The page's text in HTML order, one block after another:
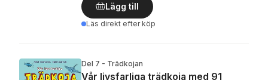
Lägg till
Läs direkt efter köp
Del 7 - Trädkojan
Vår livsfarliga trädkoja med 91